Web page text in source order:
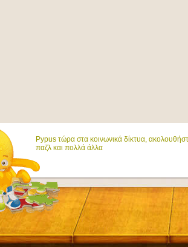
Pypus τώρα στα κοινωνικά δίκτυα,
παζλ και πολλά άλλα